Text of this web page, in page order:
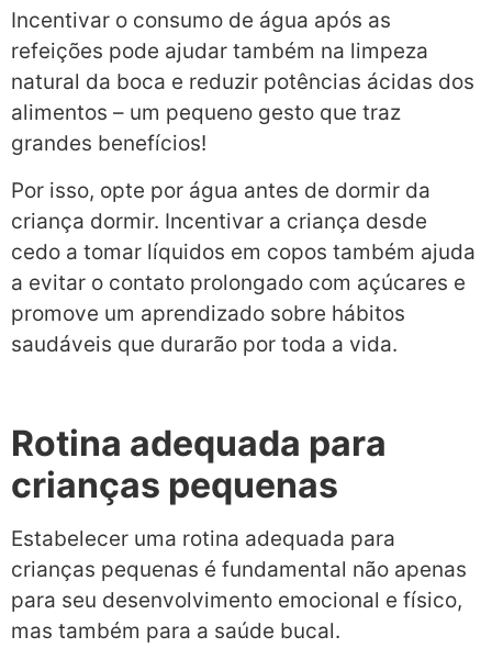
Incentivar o consumo de água após as
refeições pode ajudar também na limpeza
natural da boca e reduzir potências ácidas dos
alimentos – um pequeno gesto que traz
grandes benefícios!
Por isso, opte por água antes de dormir da
criança dormir. Incentivar a criança desde
cedo a tomar líquidos em copos também ajuda
a evitar o contato prolongado com açúcares e
promove um aprendizado sobre hábitos
saudáveis que durarão por toda a vida.
Rotina adequada para
crianças pequenas
Estabelecer uma rotina adequada para
crianças pequenas é fundamental não apenas
para seu desenvolvimento emocional e físico,
mas também para a saúde bucal.